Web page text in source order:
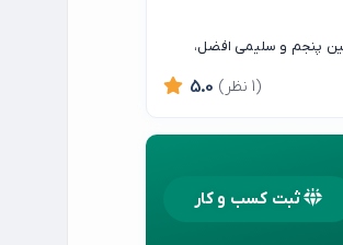
پنجم و سلیمی افضل،
5.0 (1 نظر)
ثبت کسب و کار